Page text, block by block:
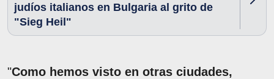
judíos italianos en Bulgaria al grito de
"Sieg Heil"
"Como hemos visto en otras ciudades,